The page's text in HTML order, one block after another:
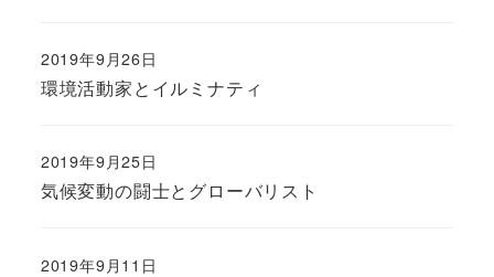
環境活動家とイルミナティ
2019年9月26日
気候変動の闘士とグローバリスト
2019年9月25日
2019年9月11日